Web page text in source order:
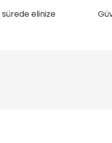
sürede elinize